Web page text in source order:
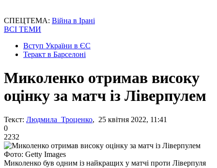
СПЕЦТЕМА: Війна в Ірані
ВСІ ТЕМИ
Вступ України в ЄС
Теракт в Барселоні
Миколенко отримав високу
оцінку за матч із Ліверпулем
Текст: Людмила Троценко, 25 квітня 2022, 11:41
0
2232
Фото: Getty Images
Миколенко був одним із найкращих у матчі проти Ліверпуля